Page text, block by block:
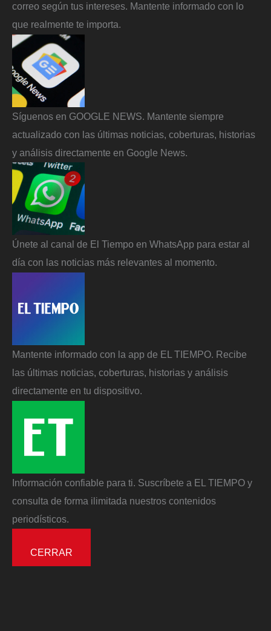
correo según tus intereses. Mantente informado con lo
que realmente te importa.
Síguenos en GOOGLE NEWS. Mantente siempre
actualizado con las últimas noticias, coberturas, historias
y análisis directamente en Google News.
Únete al canal de El Tiempo en WhatsApp para estar al
día con las noticias más relevantes al momento.
Mantente informado con la app de EL TIEMPO. Recibe
las últimas noticias, coberturas, historias y análisis
directamente en tu dispositivo.
Información confiable para ti. Suscríbete a EL TIEMPO y
consulta de forma ilimitada nuestros contenidos
periodísticos.
CERRAR